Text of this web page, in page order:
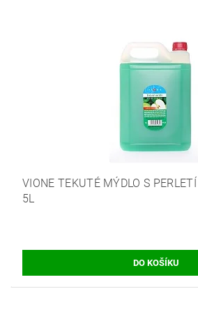
VIONE TEKUTÉ MÝDLO S
5L